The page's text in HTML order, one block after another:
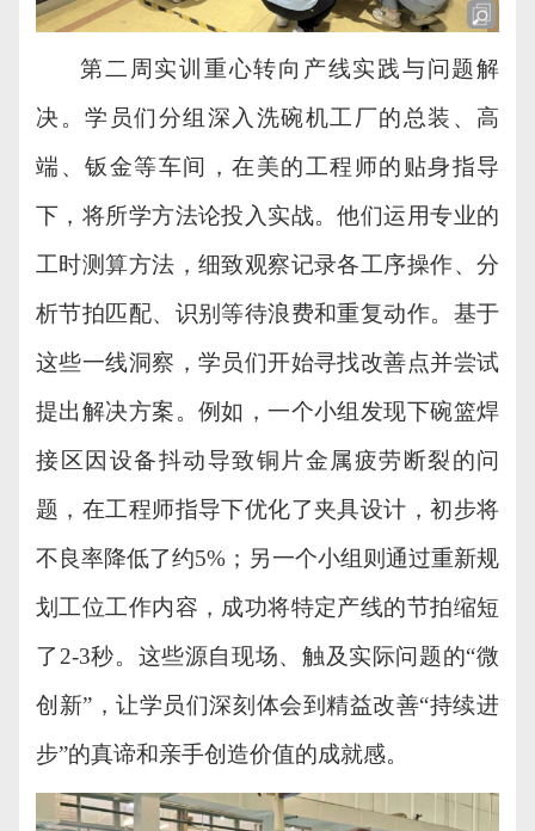
第二周实训重心转向产线实践与问题解
决。学员们分组深入洗碗机工厂的总装、高
端、 钣金等车间，在美的工程师的贴身指导
下，将所学方法论投入实战。他们运用专业的
工时测算方法，细致观察记录各工序操作、分
析节拍匹配、识别等待浪费和重复动作。基于
这些一线洞察，学员们开始寻找改善点并尝试
提出解决方案。例如，一个小组发现下碗篮焊
接区因设备抖动导致铜片金属疲劳断裂的问
题，在工程师指导下优化了夹具设计，初步将
不良率降低了约5%；另一个小组则通过重新规
划工位工作内容，成功将特定产线的节拍缩短
了2-3秒。这些源自现场、 触及实际问题的“微
创新”，让学员们深刻体会到精益改善“持续进
步”的真谛和亲手创造价值的成就感。